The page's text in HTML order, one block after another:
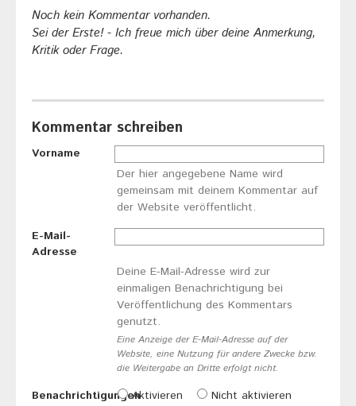
Noch kein Kommentar vorhanden.
Sei der Erste! - Ich freue mich über deine Anmerkung,
Kritik oder Frage.
Kommentar schreiben
Vorname
Der hier angegebene Name wird
gemeinsam mit deinem Kommentar auf
der Website veröffentlicht.
E-Mail-
Adresse
Deine E-Mail-Adresse wird zur
einmaligen Benachrichtigung bei
Veröffentlichung des Kommentars
genutzt.
Eine Anzeige der E-Mail-Adresse auf der
Website, eine Nutzung für andere Zwecke bzw.
die Weitergabe an Dritte erfolgt nicht.
BenachrichtigungenAktivieren
Nicht aktivieren